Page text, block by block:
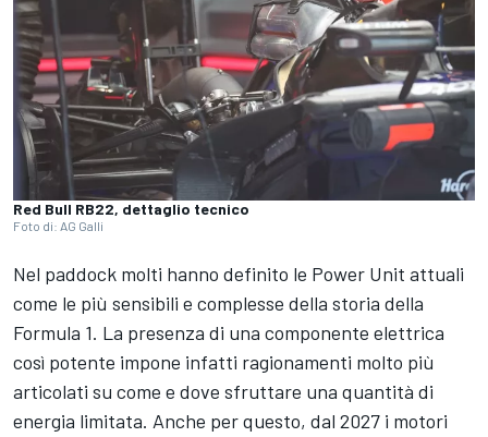
Red Bull RB22, dettaglio tecnico
Foto di: AG Galli
Nel paddock molti hanno definito le Power Unit attuali
come le più sensibili e complesse della storia della
Formula 1. La presenza di una componente elettrica
così potente impone infatti ragionamenti molto più
articolati su come e dove sfruttare una quantità di
energia limitata. Anche per questo, dal 2027 i motori